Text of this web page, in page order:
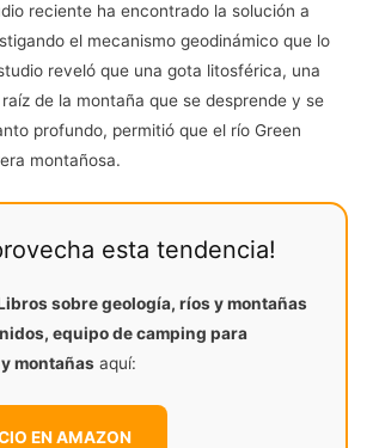
reciente ha encontrado la solución a
el mecanismo geodinámico que lo
reveló que una gota litosférica, una
de la montaña que se desprende y se
profundo, permitió que el río Green
montañosa.
esta tendencia!
sobre geología, ríos y montañas
equipo de camping para
montañas aquí:
EN AMAZON